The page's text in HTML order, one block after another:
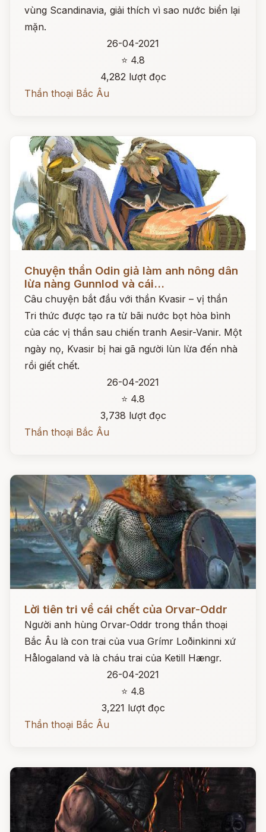
vùng Scandinavia, giải thích vì sao nước biển lại
mặn.
26-04-2021
⭐ 4.8
4,282 lượt đọc
Thần thoại Bắc Âu
Chuyện thần Odin giả làm anh nông dân
lừa nàng Gunnlod và cái...
Câu chuyện bắt đầu với thần Kvasir – vị thần
Tri thức được tạo ra từ bãi nước bọt hòa bình
của các vị thần sau chiến tranh Aesir-Vanir. Một
ngày nọ, Kvasir bị hai gã người lùn lừa đến nhà
rồi giết chết.
26-04-2021
⭐ 4.8
3,738 lượt đọc
Thần thoại Bắc Âu
Lời tiên tri về cái chết của Orvar-Oddr
Người anh hùng Orvar-Oddr trong thần thoại
Bắc Âu là con trai của vua Grímr Loðinkinni xứ
Hålogaland và là cháu trai của Ketill Hængr.
26-04-2021
⭐ 4.8
3,221 lượt đọc
Thần thoại Bắc Âu